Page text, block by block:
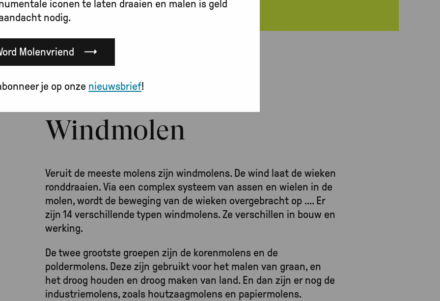
Windmolen
Veruit de meeste molens zijn windmolens. De wind laat de wieken
ronddraaien. Via een complex systeem van assen en wielen in de
molen, wordt de beweging van de wieken overgebracht op ….Er
zijn 14 verschillende typen windmolens. Ze verschillen in bouw en
werking.
De twee grootste groepen zijn de korenmolens en de
poldermolens. Deze zijn gebruikt voor het malen van graan, en
het droog houden en droog maken van land. En dan zijn er nog de
industriemolens, zoals houtzaagmolens en papiermolens.
iconen te laten draaien en malen is geld
nodig.
Molenvriend
je op onze nieuwsbrief!